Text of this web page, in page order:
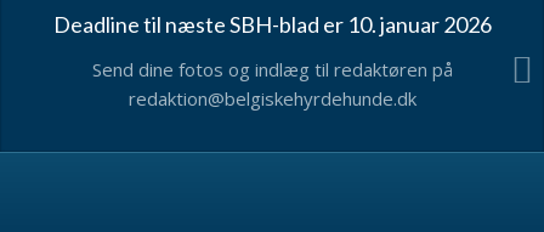
Deadline til næste SBH-blad er 10. januar 2026
Send dine fotos og indlæg til redaktøren på
redaktion@belgiskehyrdehunde.dk